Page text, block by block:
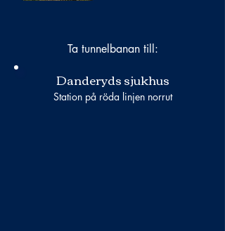
Ta tunnelbanan till:
Danderyds sjukhus
Station på röda linjen norrut